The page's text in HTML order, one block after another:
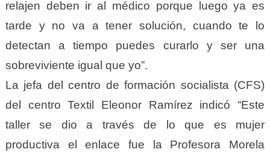
relajen deben ir al médico porque luego ya es
tarde y no va a tener solución, cuando te lo
detectan a tiempo puedes curarlo y ser una
sobreviviente igual que yo”.
La jefa del centro de formación socialista (CFS)
del centro Textil Eleonor Ramírez indicó “Este
taller se dio a través de lo que es mujer
productiva el enlace fue la Profesora Morela